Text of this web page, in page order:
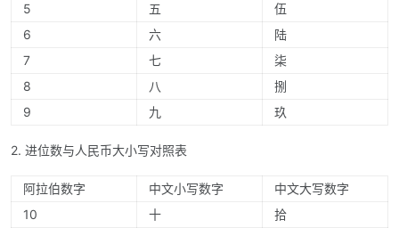
5
五
伍
6
六
陆
7
七
柒
8
八
捌
9
九 玖
2. 进位数与人民币大小写对照表
阿拉伯数字 中文小写数字
中文大写数字
10
十
拾